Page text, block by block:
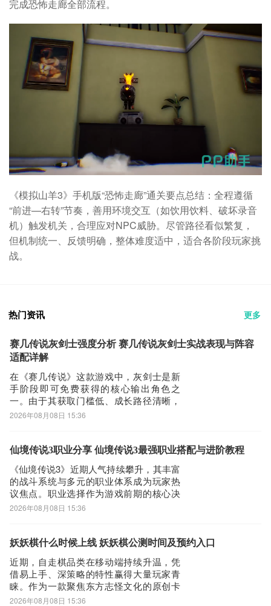
完成恐怖走廊全部流程。
《模拟山羊3》手机版“恐怖走廊”通关要点总结：全程遵循
“前进—右转”节奏，善用环境交互（如饮用饮料、破坏录音
机）触发机关，合理应对NPC威胁。尽管路径看似繁复，
但机制统一、反馈明确，整体难度适中，适合各阶段玩家挑
战。
热门资讯 更多
赛几传说灰剑士强度分析 赛几传说灰剑士实战表现与阵容
适配详解
在《赛几传说》这款游戏中，灰剑士是新
手阶段即可免费获得的核心输出角色之
一。由于其获取门槛低、成长路径清晰，
不少玩家会关心：这个开局赠送的角色是
型输出单位，具备明确的养成逻辑与实战
剑士的基础攻击
2026年08月08日 15:36
仙境传说3职业分享 仙境传说3最强职业搭配与进阶教程
《仙境传说3》近期人气持续攀升，其丰富
的战斗系统与多元的职业体系成为玩家热
议焦点。职业选择作为游戏前期的核心决
策之一，直接影响角色成长节奏与体验流
方向，快速融入游戏世界。【仙境传说3】
3#
2026年08月08日 15:36
妖妖棋什么时候上线 妖妖棋公测时间及预约入口
近期，自走棋品类在移动端持续升温，凭
借易上手、深策略的特性赢得大量玩家青
睐。作为一款聚焦东方志怪文化的原创卡
牌自走棋手游，《妖妖棋》以鲜明的国风
2026年08月08日 15:36